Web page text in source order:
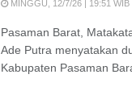
MINGGU, 12/7/26 | 19:51 WIB
Pasaman Barat,
Ade Putra menyatakan
Kabupaten Pasaman